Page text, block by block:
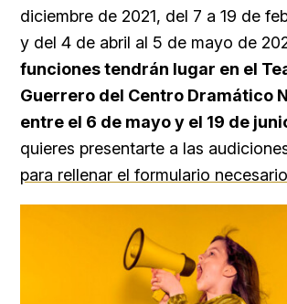
diciembre de 2021, del 7 a 19 de
y del 4 de abril al 5 de mayo de
funciones tendrán lugar en el
Guerrero del Centro Dramático
entre el 6 de mayo y el 19 de
quieres presentarte a las
para rellenar el formulario necesario